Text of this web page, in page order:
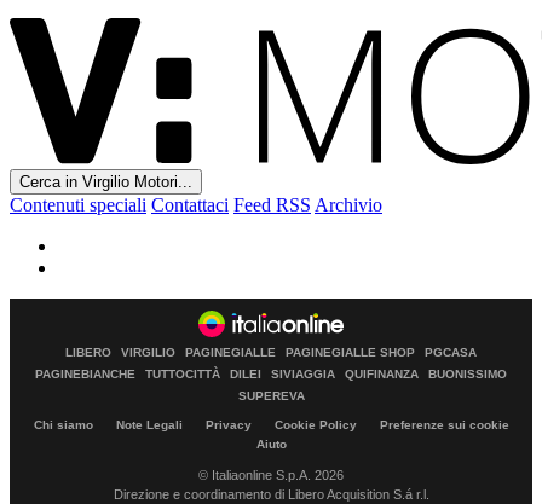
Cerca in Virgilio Motori...
Contenuti speciali Contattaci Feed RSS Archivio
LIBERO VIRGILIO PAGINEGIALLE PAGINEGIALLE SHOP
PGCASA
PAGINEBIANCHE
TUTTOCITTÀ DILEI SIVIAGGIA QUIFINANZA
BUONISSIMO
SUPEREVA
Chi siamo Note Legali Privacy Cookie Policy
Preferenze sui cookie
Aiuto
© Italiaonline S.p.A. 2026
Direzione e coordinamento di Libero Acquisition S.á r.l.